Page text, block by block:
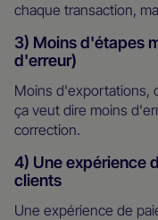
chaque transaction,
3) Moins d'étapes
d'erreur)
Moins d'exportations,
ça veut dire moins
correction.
4) Une expérience
clients
Une expérience de